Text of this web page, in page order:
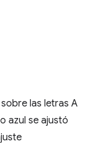
las letras A
azul se ajustó